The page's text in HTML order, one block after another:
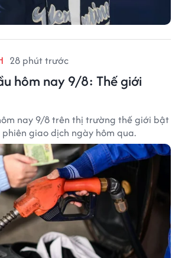
28 phút trước
hôm nay 9/8: Thế giới
nay 9/8 trên thị trường thế giới bật
giao dịch ngày hôm qua.